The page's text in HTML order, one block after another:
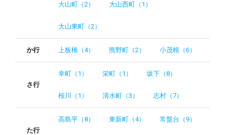
大山町（2） 大山西町（1）
大山東町（2）
か行 上板橋（4） 熊野町（2） 小茂根（6）
さ行
幸町（1） 栄町（1） 坂下（8）
桜川（1） 清水町（3） 志村（7）
た行
高島平（8） 東新町（4） 常盤台（9）